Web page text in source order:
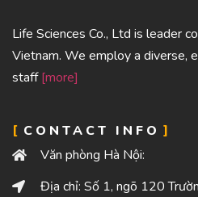
Life Sciences Co., Ltd is leader
Vietnam. We employ a diverse,
staff[more]
CONTACT INFO
Văn phòng Hà Nội:
Địa chỉ: Số 1, ngõ 120